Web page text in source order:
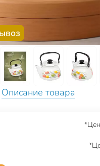
Описание товара